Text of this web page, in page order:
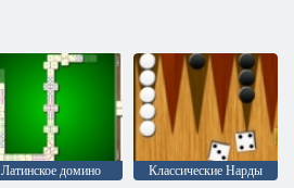
Латинское домино Классические Нарды